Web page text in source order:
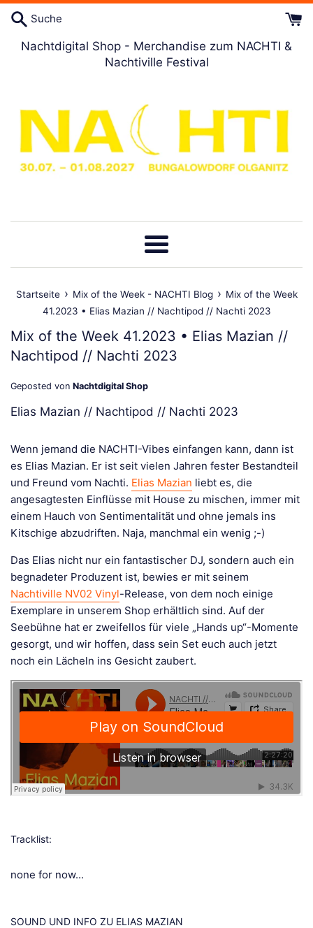
Direkt
zum
Artikel
Suche
Nachtdigital Shop - Merchandise zum NACHTI &
Nachtiville Festival
Menü
Startseite › Mix of the Week - NACHTI Blog › Mix of the Week
41.2023 • Elias Mazian // Nachtipod // Nachti 2023
Mix of the Week 41.2023 • Elias Mazian //
Nachtipod // Nachti 2023
Geposted von Nachtdigital Shop
Elias Mazian // Nachtipod // Nachti 2023
Wenn jemand die NACHTI-Vibes einfangen kann, dann ist
es Elias Mazian. Er ist seit vielen Jahren fester Bestandteil
und Freund vom Nachti. Elias Mazian liebt es, die
angesagtesten Einflüsse mit House zu mischen, immer mit
einem Hauch von Sentimentalität und ohne jemals ins
Kitschige abzudriften. Naja, manchmal ein wenig ;-)
Das Elias nicht nur ein fantastischer DJ, sondern auch ein
begnadeter Produzent ist, bewies er mit seinem
Nachtiville NV02 Vinyl-Release, von dem noch einige
Exemplare in unserem Shop erhältlich sind. Auf der
Seebühne hat er zweifellos für viele „Hands up“-Momente
gesorgt, und wir hoffen, dass sein Set euch auch jetzt
noch ein Lächeln ins Gesicht zaubert.
Tracklist:
none for now...
SOUND UND INFO ZU ELIAS MAZIAN